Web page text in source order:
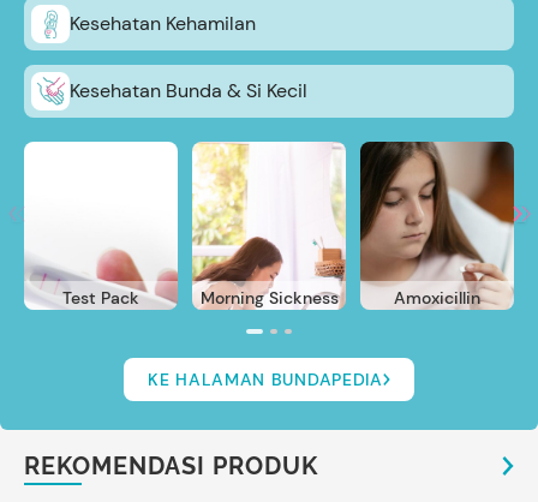
Kesehatan Kehamilan
Kesehatan Bunda & Si Kecil
Test Pack Morning Sickness Amoxicillin
KE HALAMAN BUNDAPEDIA
REKOMENDASI PRODUK